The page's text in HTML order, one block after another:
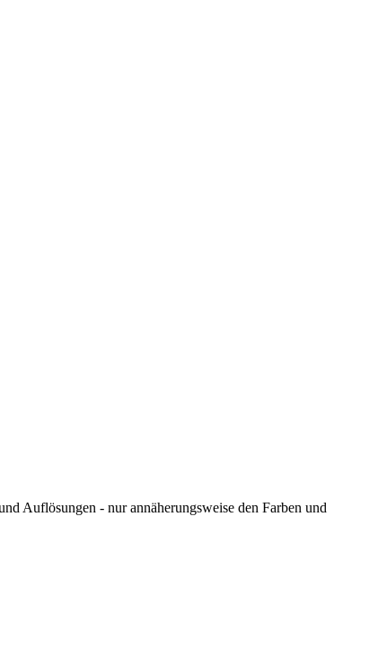
Auflösungen - nur annäherungsweise den Farben und